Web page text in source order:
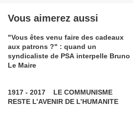
Vous aimerez aussi
"Vous êtes venu faire des cadeaux
aux patrons ?" : quand un
syndicaliste de PSA interpelle Bruno
Le Maire
1917 - 2017 LE COMMUNISME
RESTE L’AVENIR DE L’HUMANITE